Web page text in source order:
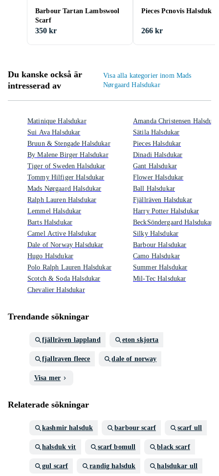
Barbour Tartan Lambswool
Scarf
350 kr
Pieces Pcnovis Halsduk
266 kr
Du kanske också är
intresserad av
Visa alla kategorier inom Mads
Nørgaard Halsdukar
Matinique Halsdukar
Sui Ava Halsdukar
Bruun & Stengade Halsdukar
By Malene Birger Halsdukar
Tiger of Sweden Halsdukar
Tommy Hilfiger Halsdukar
Mads Nørgaard Halsdukar
Ralph Lauren Halsdukar
Lemmel Halsdukar
Barts Halsdukar
Camel Active Halsdukar
Dale of Norway Halsdukar
Hugo Halsdukar
Polo Ralph Lauren Halsdukar
Scotch & Soda Halsdukar
Chevalier Halsdukar
Amanda Christensen
Sätila Halsdukar
Pieces Halsdukar
Dinadi Halsdukar
Gant Halsdukar
Flower Halsdukar
Ball Halsdukar
Fjällräven Halsdukar
Harry Potter Halsdukar
BeckSöndergaard Halsdukar
Silky Halsdukar
Barbour Halsdukar
Camo Halsdukar
Summer Halsdukar
Mil-Tec Halsdukar
Trendande sökningar
fjällräven lappland eton skjorta
fjallraven fleece dale of norway
Visa mer
Relaterade sökningar
kashmir halsduk barbour scarf scarf ull
halsduk vit scarf bomull black scarf
gul scarf randig halsduk halsdukar ull